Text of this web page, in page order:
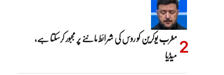
مغرب یوکرین کو روس کی شرائط ماننے پر مجبور کرسکتا ہے،
میڈیا